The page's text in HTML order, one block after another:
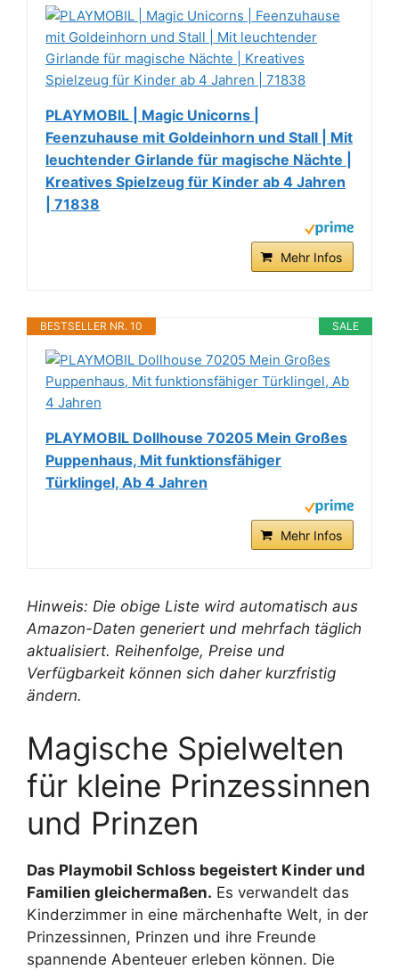
PLAYMOBIL | Magic Unicorns |
Feenzuhause mit Goldeinhorn und Stall | Mit
leuchtender Girlande für magische Nächte |
Kreatives Spielzeug für Kinder ab 4 Jahren
| 71838
Mehr Infos
SALE
BESTSELLER NR. 10
PLAYMOBIL Dollhouse 70205 Mein Großes
Puppenhaus, Mit funktionsfähiger
Türklingel, Ab 4 Jahren
Mehr Infos
Hinweis: Die obige Liste wird automatisch aus
Amazon-Daten generiert und mehrfach täglich
aktualisiert. Reihenfolge, Preise und
Verfügbarkeit können sich daher kurzfristig
ändern.
Magische Spielwelten
für kleine Prinzessinnen
und Prinzen
Das Playmobil Schloss begeistert Kinder und
Familien gleichermaßen. Es verwandelt das
Kinderzimmer in eine märchenhafte Welt, in der
Prinzessinnen, Prinzen und ihre Freunde
spannende Abenteuer erleben können. Die